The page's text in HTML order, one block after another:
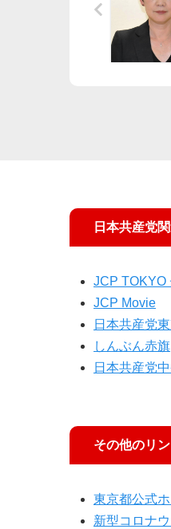
日本共産党
JCP TOKYO
JCP Movie
日本共産党
しんぶん赤旗
日本共産党
その他のリ
東京都公式
新型コロナ